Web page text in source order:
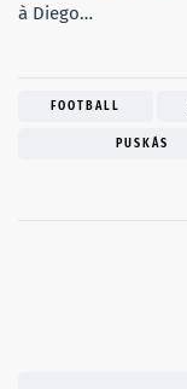
à Diego…
FOOTBALL
PUSKÁS